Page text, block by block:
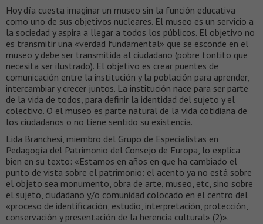
Hoy día cuesta imaginar un museo sin la función educativa
como uno de sus objetivos nucleares. El museo es un servicio a
la sociedad y aspira a llegar a todos los públicos. El objetivo no
es transmitir una «verdad fundamental» que se esconde en el
museo y debe ser transmitida al ciudadano (pobre tontito que
necesita ser ilustrado). El objetivo es crear puentes de
comunicación entre la institución y la población para aprender,
intercambiar y crecer juntos. La institución nace para ser parte
de la vida de todos, para definir la identidad del sujeto y el
colectivo. O el museo es parte natural de la vida cotidiana de
los ciudadanos o no tiene sentido su existencia.
Lida Branchesi, miembro del Grupo de Especialistas en
Pedagogía del Patrimonio del Consejo de Europa, lo explica
bien en su texto: «Estamos en años en que ha cambiado el
punto de vista sobre el patrimonio: el acento ya no está sobre
el objeto sea monumento, obra de arte, museo, etc, sino sobre
el sujeto, ciudadano y/o comunidad colocado en el centro del
«proceso de identificación, estudio, interpretación, protección,
conservación y presentación de la herencia cultural» (2)».